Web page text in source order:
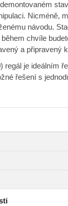
Nicméně,
návodu.
chvíle
a připravený
regál je ideálním
řešení s